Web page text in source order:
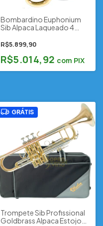
Bombardino Euphonium
Sib Alpaca Laqueado 4
Estojo e Acessórios
R$5.899,90
R$5.014,92 com PIX
GRÁTIS
Trompete Sib Profissional
Goldbrass Alpaca Estojo